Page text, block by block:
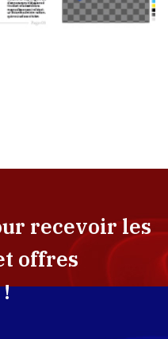
recevoir les
offres